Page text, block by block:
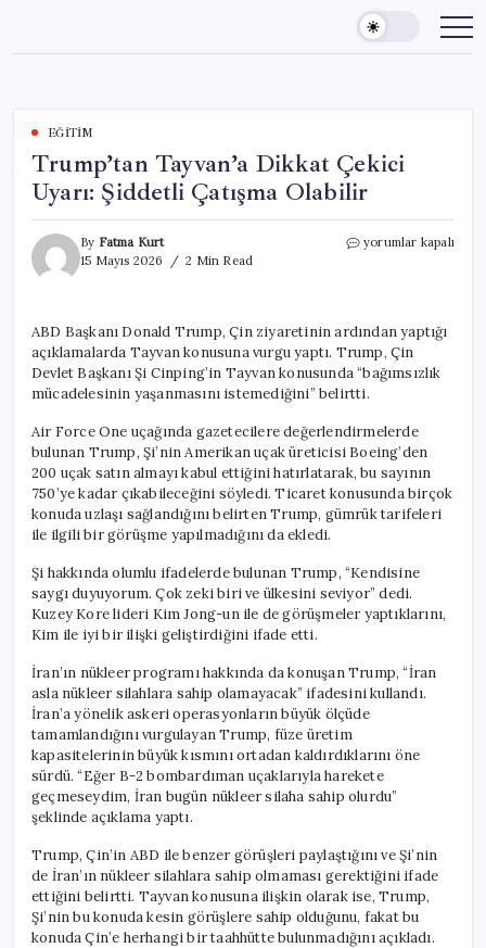
content
EĞITIM
Trump’tan Tayvan’a Dikkat Çekici
Uyarı: Şiddetli Çatışma Olabilir
By Fatma Kurt
15 Mayıs 2026
2 Min Read
Trump’tan
Şiddetli
Çatışma
Olabilir
için
yorumlar kapalı
ABD Başkanı Donald Trump, Çin ziyaretinin ardından yaptığı
açıklamalarda Tayvan konusuna vurgu yaptı. Trump, Çin
Devlet Başkanı Şi Cinping’in Tayvan konusunda “bağımsızlık
mücadelesinin yaşanmasını istemediğini” belirtti.
Air Force One uçağında gazetecilere değerlendirmelerde
bulunan Trump, Şi’nin Amerikan uçak üreticisi Boeing’den
200 uçak satın almayı kabul ettiğini hatırlatarak, bu sayının
750’ye kadar çıkabileceğini söyledi. Ticaret konusunda birçok
konuda uzlaşı sağlandığını belirten Trump, gümrük tarifeleri
ile ilgili bir görüşme yapılmadığını da ekledi.
Şi hakkında olumlu ifadelerde bulunan Trump, “Kendisine
saygı duyuyorum. Çok zeki biri ve ülkesini seviyor” dedi.
Kuzey Kore lideri Kim Jong-un ile de görüşmeler yaptıklarını,
Kim ile iyi bir ilişki geliştirdiğini ifade etti.
İran’ın nükleer programı hakkında da konuşan Trump, “İran
asla nükleer silahlara sahip olamayacak” ifadesini kullandı.
İran’a yönelik askeri operasyonların büyük ölçüde
tamamlandığını vurgulayan Trump, füze üretim
kapasitelerinin büyük kısmını ortadan kaldırdıklarını öne
sürdü. “Eğer B-2 bombardıman uçaklarıyla harekete
geçmeseydim, İran bugün nükleer silaha sahip olurdu”
şeklinde açıklama yaptı.
Trump, Çin’in ABD ile benzer görüşleri paylaştığını ve Şi’nin
de İran’ın nükleer silahlara sahip olmaması gerektiğini ifade
ettiğini belirtti. Tayvan konusuna ilişkin olarak ise, Trump,
Şi’nin bu konuda kesin görüşlere sahip olduğunu, fakat bu
konuda Çin’e herhangi bir taahhütte bulunmadığını açıkladı.